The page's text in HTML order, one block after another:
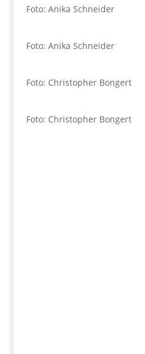
Foto: Anika Schneider
Foto: Anika Schneider
Foto: Christopher Bongert
Foto: Christopher Bongert